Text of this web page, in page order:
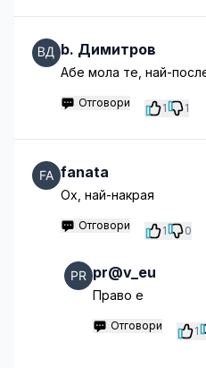
b. Димитров
Абе мола те, най-
Отговори 1 1
fanata
Ох, най-накрая
Отговори 1 0
pr@v_eu
Право е
Отговори 1